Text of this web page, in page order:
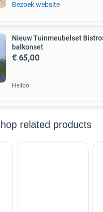
Bezoek website
Nieuw Tuinmeubelset
balkonset
€ 65,00
Heiloo